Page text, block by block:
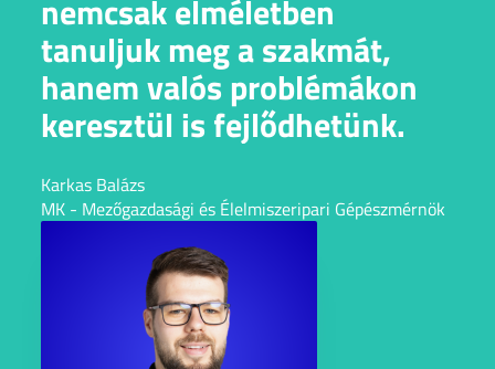
nemcsak elméletben
tanuljuk meg a szakmát,
hanem valós problémákon
keresztül is fejlődhetünk.
Karkas Balázs
MK - Mezőgazdasági és Élelmiszeripari Gépészmérnök